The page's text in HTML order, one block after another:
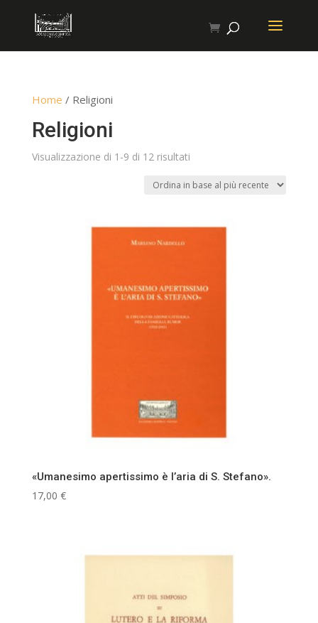
Home / Religioni
Religioni
Visualizzazione di 1-9 di 12 risultatiOrdina
base
più
«Umanesimo apertissimo è l’aria di S. Stefano».
17,00 €